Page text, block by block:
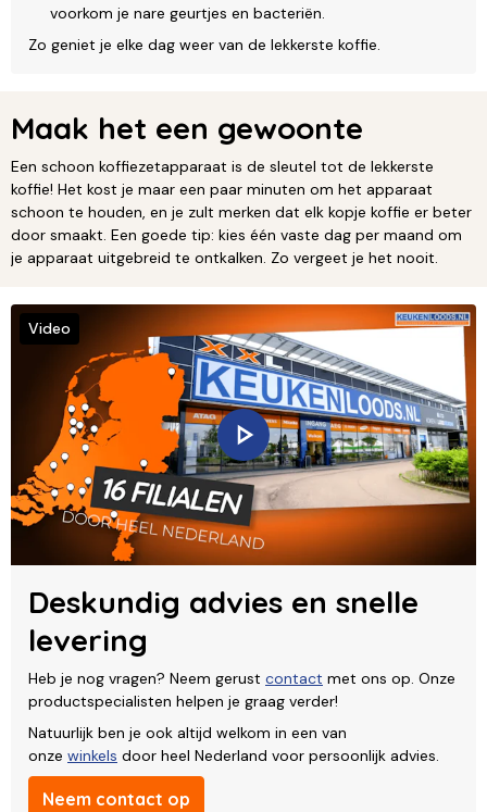
voorkom je nare geurtjes en bacteriën.
Zo geniet je elke dag weer van de lekkerste koffie.
Maak het een gewoonte
Een schoon koffiezetapparaat is de sleutel tot de lekkerste
koffie! Het kost je maar een paar minuten om het apparaat
schoon te houden, en je zult merken dat elk kopje koffie er beter
door smaakt. Een goede tip: kies één vaste dag per maand om
je apparaat uitgebreid te ontkalken. Zo vergeet je het nooit.
Deskundig advies en snelle
levering
Heb je nog vragen? Neem gerust contact met ons op. Onze
productspecialisten helpen je graag verder!
Natuurlijk ben je ook altijd welkom in een van
onze winkels door heel Nederland voor persoonlijk advies.
Neem contact op
Video